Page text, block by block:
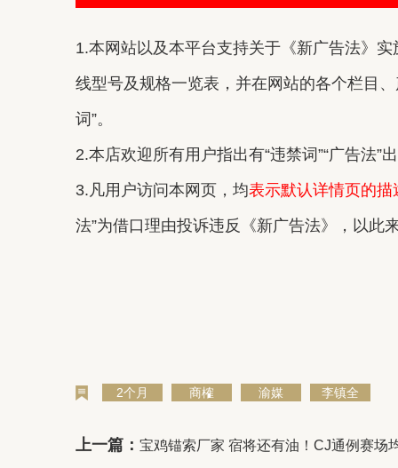
1.本网站以及本平台支持关于《新广告法》实
线型号及规格一览表，并在网站的各个栏目
词”。
2.本店欢迎所有用户指出有“违禁词”“广告法”
3.凡用户访问本网页，均表示默认详情页的描
法”为借口理由投诉违反《新广告法》，以此
2个月 商榷 渝媒 李镇全
上一篇： 宝鸡锚索厂家 宿将还有油！CJ通例赛场